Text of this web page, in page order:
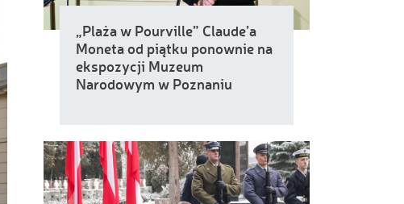
„Plaża w Pourville” Claude’a
Moneta od piątku ponownie na
ekspozycji Muzeum
Narodowym w Poznaniu